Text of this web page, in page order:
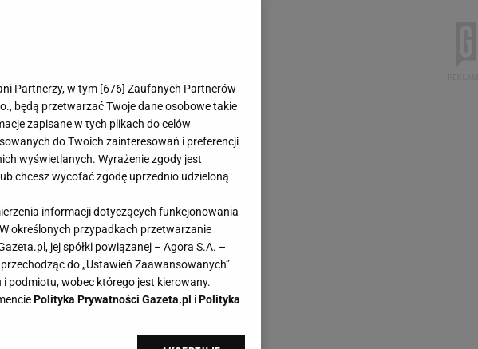
Partnerzy, w tym [676] Zaufanych Partnerów
będą przetwarzać Twoje dane osobowe takie
zapisane w tych plikach do celów
do Twoich zainteresowań i preferencji
wyświetlanych. Wyrażenie zgody jest
chcesz wycofać zgodę uprzednio udzieloną
informacji dotyczących funkcjonowania
określonych przypadkach przetwarzanie
jej spółki powiązanej – Agora S.A. –
do „Ustawień Zaawansowanych”
podmiotu, wobec którego jest kierowany.
Polityka Prywatności Gazeta.pl iPolityka